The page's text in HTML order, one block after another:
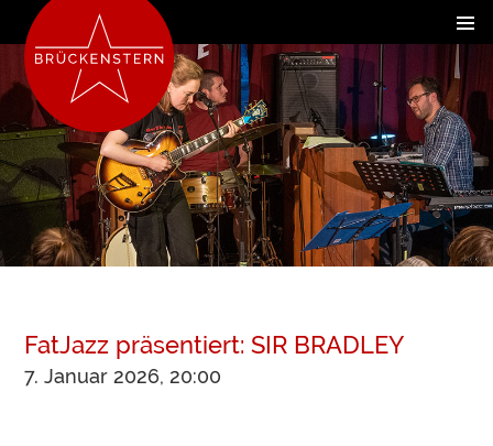
FatJazz präsentiert: SIR BRADLEY
7. Januar 2026, 20:00